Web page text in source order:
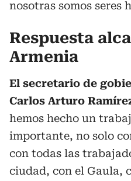
nosotras somos seres
Respuesta
Armenia
El secretario de
Carlos Arturo
hemos hecho un
importante, no solo
con todas las
ciudad, con el Gaula,